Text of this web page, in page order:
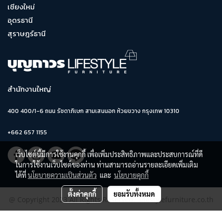
เชียงใหม่
อุดรธานี
สุราษฎร์ธานี
สำนักงานใหญ่
400 400/1-6 ถนน รัชดาภิเษก สามเสนนอก ห้วยขวาง กรุงเทพ 10310
+662 657 1155
@ Copyright 2023 All Rights Reserved. lifestylefurniture.co.th
เว็บไซต์นี้มีการใช้งานคุกกี้ เพื่อเพิ่มประสิทธิภาพและประสบการณ์ที่ดี
ในการใช้งานเว็บไซต์ของท่าน ท่านสามารถอ่านรายละเอียดเพิ่มเติม
ได้ที่นโยบายความเป็นส่วนตัว และ นโยบายคุกกี้
ตั้งค่าคุกกี้ ยอมรับทั้งหมด